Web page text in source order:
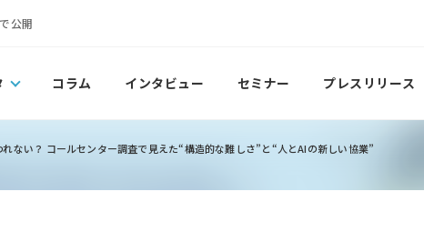
公開
コラム インタビュー セミナー プレスリリース
れない？ コールセンター調査で見えた“構造的な難しさ”と“人とAIの新しい協業”